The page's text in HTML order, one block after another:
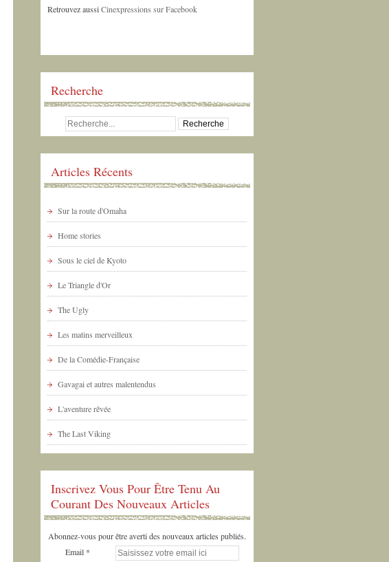
Retrouvez aussiCinexpressions sur Facebook
Recherche
Articles Récents
Sur la route d'Omaha
Home stories
Sous le ciel de Kyoto
Le Triangle d'Or
The Ugly
Les matins merveilleux
De la Comédie-Française
Gavagai et autres malentendus
L'aventure rêvée
The Last Viking
Inscrivez Vous Pour Être Tenu Au
Courant Des Nouveaux Articles
Abonnez-vous pour être averti des nouveaux articles publiés.
Email